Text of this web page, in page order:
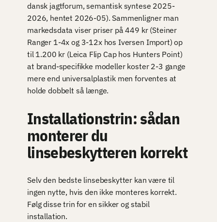
dansk jagtforum, semantisk syntese 2025-
2026, hentet 2026-05). Sammenligner man
markedsdata viser priser på 449 kr (Steiner
Ranger 1-4x og 3-12x hos Iversen Import) op
til 1.200 kr (Leica Flip Cap hos Hunters Point)
at brand-specifikke modeller koster 2-3 gange
mere end universalplastik men forventes at
holde dobbelt så længe.
Installationstrin: sådan
monterer du
linsebeskytteren korrekt
Selv den bedste linsebeskytter kan være til
ingen nytte, hvis den ikke monteres korrekt.
Følg disse trin for en sikker og stabil
installation.